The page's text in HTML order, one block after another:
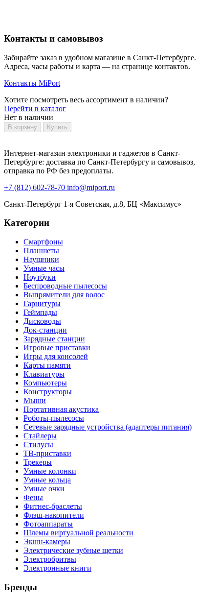
Контакты и самовывоз
Забирайте заказ в удобном магазине в Санкт-Петербурге.
Адреса, часы работы и карта — на странице контактов.
Контакты MiPort
Хотите посмотреть весь ассортимент в наличии?
Перейти в каталог
Нет в наличии
В корзину Купить
Интернет-магазин электроники и гаджетов в Санкт-
Петербурге: доставка по Санкт-Петербургу и самовывоз,
отправка по РФ без предоплаты.
+7 (812) 602-78-70 info@miport.ru
Санкт-Петербург 1-я Советская, д.8, БЦ «Максимус»
Категории
Смартфоны
Планшеты
Наушники
Умные часы
Ноутбуки
Беспроводные пылесосы
Выпрямители для волос
Гарнитуры
Геймпады
Дисководы
Док-станции
Зарядные станции
Игровые приставки
Игры для консолей
Карты памяти
Клавиатуры
Компьютеры
Конструкторы
Мыши
Портативная акустика
Роботы-пылесосы
Сетевые зарядные устройства (адаптеры питания)
Стайлеры
Стилусы
ТВ-приставки
Трекеры
Умные колонки
Умные кольца
Умные очки
Фены
Фитнес-браслеты
Флэш-накопители
Фотоаппараты
Шлемы виртуальной реальности
Экшн-камеры
Электрические зубные щетки
Электробритвы
Электронные книги
Бренды